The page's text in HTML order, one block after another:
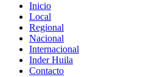
Inicio
Local
Regional
Nacional
Internacional
Inder Huila
Contacto